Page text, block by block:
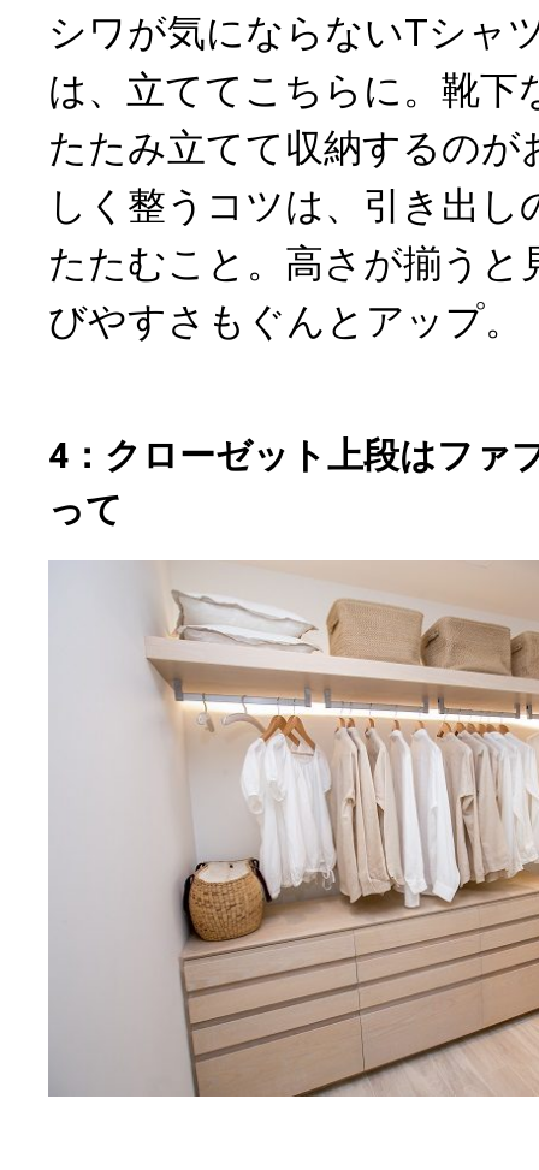
シワが気にならないTシャ
は、立ててこちらに。靴下
たたみ立てて収納するのが
しく整うコツは、引き出
たたむこと。高さが揃うと
びやすさもぐんとアップ。
4：クローゼット上段はファ
って